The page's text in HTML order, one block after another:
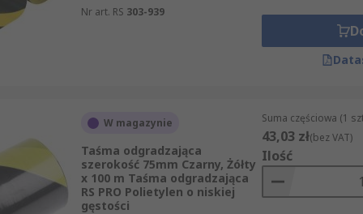
Nr art. RS 303-939
W magazynie
Taśma odgradzająca
szerokość 75mm Czarny, Żółty
x 100 m Taśma odgradzająca
RS PRO Polietylen o niskiej
gęstości
Suma częściowa (1
43,03 zł(bez VAT)
Ilość